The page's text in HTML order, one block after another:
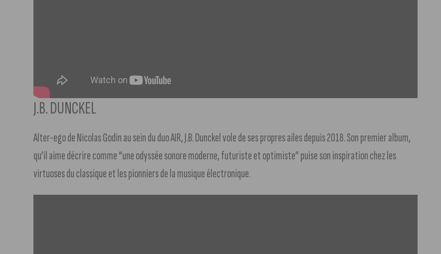
J.B. DUNCKEL
Alter-ego de Nicolas Godin au sein du duo AIR, J.B. Dunckel vole de ses propres ailes depuis 2018. Son premier album,
qu’il aime décrire comme “une odyssée sonore moderne, futuriste et optimiste” puise son inspiration chez les
virtuoses du classique et les pionniers de la musique électronique.